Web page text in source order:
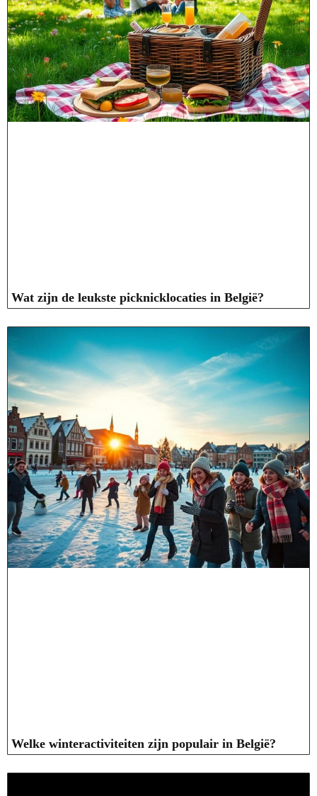
Wat zijn de leukste picknicklocaties in België?
Welke winteractiviteiten zijn populair in België?